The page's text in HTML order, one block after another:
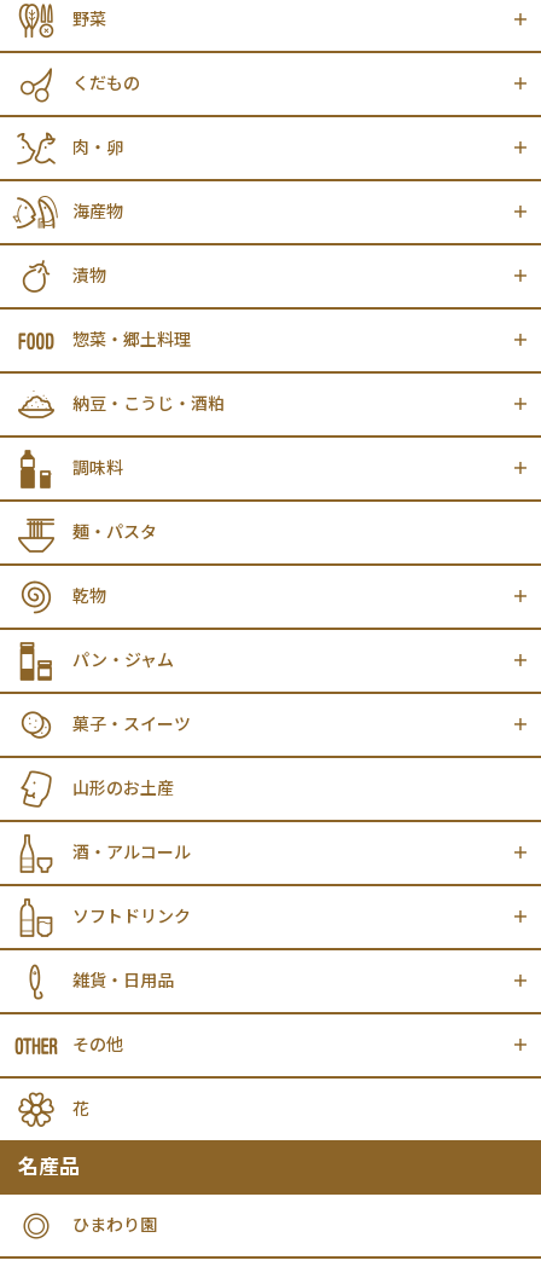
野菜
くだもの
肉・卵
海産物
漬物
惣菜・郷土料理
納豆・こうじ・酒粕
調味料
麺・パスタ
乾物
パン・ジャム
菓子・スイーツ
山形のお土産
酒・アルコール
ソフトドリンク
雑貨・日用品
その他
花
名産品
ひまわり園